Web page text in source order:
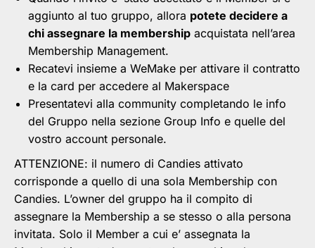
aggiunto al tuo gruppo, allora potete decidere a
chi assegnare la membership acquistata nell’area
Membership Management.
Recatevi insieme a WeMake per attivare il contratto
e la card per accedere al Makerspace
Presentatevi alla community completando le info
del Gruppo nella sezione Group Info e quelle del
vostro account personale.
ATTENZIONE: il numero di Candies attivato
corrisponde a quello di una sola Membership con
Candies. L’owner del gruppo ha il compito di
assegnare la Membership a se stesso o alla persona
invitata. Solo il Member a cui e’ assegnata la